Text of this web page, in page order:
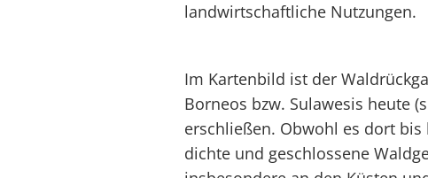
landwirtschaftliche Nutzungen.
Im Kartenbild ist der
Borneos bzw. Sulawesis heute
erschließen. Obwohl es dort
dichte und geschlossene